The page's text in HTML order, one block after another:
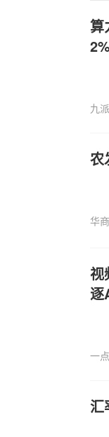
算
九
农
华
视
逐
一
汇